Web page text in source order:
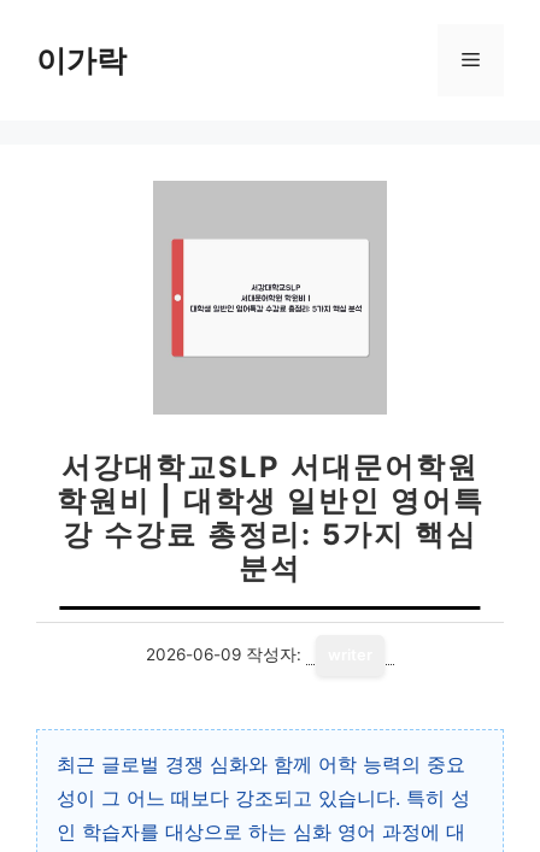
이가락 메
서강대학교SLP 서대문어학원
학원비 | 대학생 일반인 영어특
강 수강료 총정리: 5가지 핵심
분석
2026-06-09 작성자:
최근 글로벌 경쟁 심화와 함께 어학 능력의 중요
성이 그 어느 때보다 강조되고 있습니다. 특히 성
인 학습자를 대상으로 하는 심화 영어 과정에 대